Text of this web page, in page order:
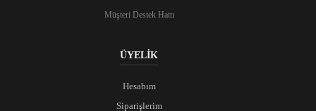
Müşteri Destek Hattı
ÜYELİK
Hesabım
Siparişlerim